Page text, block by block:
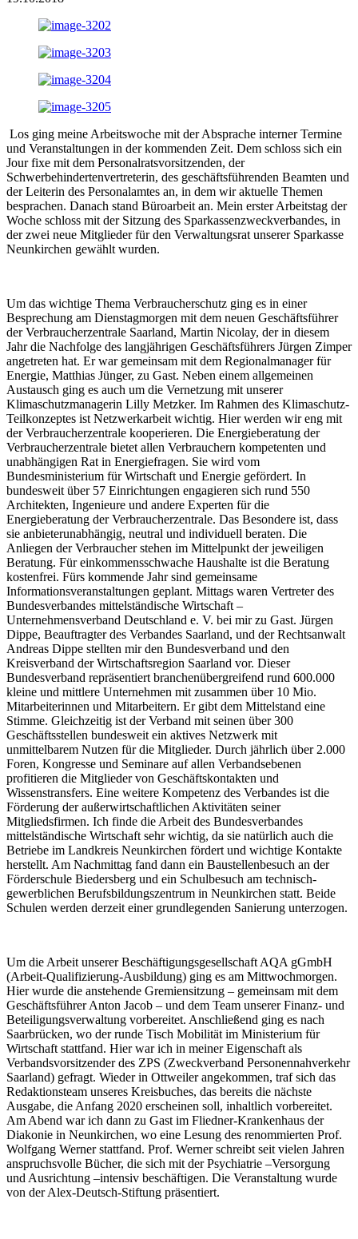
Los ging meine Arbeitswoche mit der Absprache interner Termine
und Veranstaltungen in der kommenden Zeit. Dem schloss sich ein
Jour fixe mit dem Personalratsvorsitzenden, der
Schwerbehindertenvertreterin, des geschäftsführenden Beamten und
der Leiterin des Personalamtes an, in dem wir aktuelle Themen
besprachen. Danach stand Büroarbeit an. Mein erster Arbeitstag der
Woche schloss mit der Sitzung des Sparkassenzweckverbandes, in
der zwei neue Mitglieder für den Verwaltungsrat unserer Sparkasse
Neunkirchen gewählt wurden.
Um das wichtige Thema Verbraucherschutz ging es in einer
Besprechung am Dienstagmorgen mit dem neuen Geschäftsführer
der Verbraucherzentrale Saarland, Martin Nicolay, der in diesem
Jahr die Nachfolge des langjährigen Geschäftsführers Jürgen Zimper
angetreten hat. Er war gemeinsam mit dem Regionalmanager für
Energie, Matthias Jünger, zu Gast. Neben einem allgemeinen
Austausch ging es auch um die Vernetzung mit unserer
Klimaschutzmanagerin Lilly Metzker. Im Rahmen des Klimaschutz-
Teilkonzeptes ist Netzwerkarbeit wichtig. Hier werden wir eng mit
der Verbraucherzentrale kooperieren. Die Energieberatung der
Verbraucherzentrale bietet allen Verbrauchern kompetenten und
unabhängigen Rat in Energiefragen. Sie wird vom
Bundesministerium für Wirtschaft und Energie gefördert. In
bundesweit über 57 Einrichtungen engagieren sich rund 550
Architekten, Ingenieure und andere Experten für die
Energieberatung der Verbraucherzentrale. Das Besondere ist, dass
sie anbieterunabhängig, neutral und individuell beraten. Die
Anliegen der Verbraucher stehen im Mittelpunkt der jeweiligen
Beratung. Für einkommensschwache Haushalte ist die Beratung
kostenfrei. Fürs kommende Jahr sind gemeinsame
Informationsveranstaltungen geplant. Mittags waren Vertreter des
Bundesverbandes mittelständische Wirtschaft –
Unternehmensverband Deutschland e. V. bei mir zu Gast. Jürgen
Dippe, Beauftragter des Verbandes Saarland, und der Rechtsanwalt
Andreas Dippe stellten mir den Bundesverband und den
Kreisverband der Wirtschaftsregion Saarland vor. Dieser
Bundesverband repräsentiert branchenübergreifend rund 600.000
kleine und mittlere Unternehmen mit zusammen über 10 Mio.
Mitarbeiterinnen und Mitarbeitern. Er gibt dem Mittelstand eine
Stimme. Gleichzeitig ist der Verband mit seinen über 300
Geschäftsstellen bundesweit ein aktives Netzwerk mit
unmittelbarem Nutzen für die Mitglieder. Durch jährlich über 2.000
Foren, Kongresse und Seminare auf allen Verbandsebenen
profitieren die Mitglieder von Geschäftskontakten und
Wissenstransfers. Eine weitere Kompetenz des Verbandes ist die
Förderung der außerwirtschaftlichen Aktivitäten seiner
Mitgliedsfirmen. Ich finde die Arbeit des Bundesverbandes
mittelständische Wirtschaft sehr wichtig, da sie natürlich auch die
Betriebe im Landkreis Neunkirchen fördert und wichtige Kontakte
herstellt. Am Nachmittag fand dann ein Baustellenbesuch an der
Förderschule Biedersberg und ein Schulbesuch am technisch-
gewerblichen Berufsbildungszentrum in Neunkirchen statt. Beide
Schulen werden derzeit einer grundlegenden Sanierung unterzogen.
Um die Arbeit unserer Beschäftigungsgesellschaft AQA gGmbH
(Arbeit-Qualifizierung-Ausbildung) ging es am Mittwochmorgen.
Hier wurde die anstehende Gremiensitzung – gemeinsam mit dem
Geschäftsführer Anton Jacob – und dem Team unserer Finanz- und
Beteiligungsverwaltung vorbereitet. Anschließend ging es nach
Saarbrücken, wo der runde Tisch Mobilität im Ministerium für
Wirtschaft stattfand. Hier war ich in meiner Eigenschaft als
Verbandsvorsitzender des ZPS (Zweckverband Personennahverkehr
Saarland) gefragt. Wieder in Ottweiler angekommen, traf sich das
Redaktionsteam unseres Kreisbuches, das bereits die nächste
Ausgabe, die Anfang 2020 erscheinen soll, inhaltlich vorbereitet.
Am Abend war ich dann zu Gast im Fliedner-Krankenhaus der
Diakonie in Neunkirchen, wo eine Lesung des renommierten Prof.
Wolfgang Werner stattfand. Prof. Werner schreibt seit vielen Jahren
anspruchsvolle Bücher, die sich mit der Psychiatrie –Versorgung
und Ausrichtung –intensiv beschäftigen. Die Veranstaltung wurde
von der Alex-Deutsch-Stiftung präsentiert.